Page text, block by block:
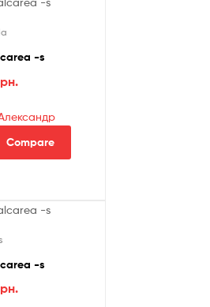
-s
Compare
-s